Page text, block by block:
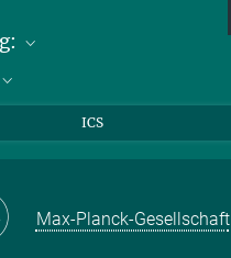
ICS
Max-Planck-Gesellschaft